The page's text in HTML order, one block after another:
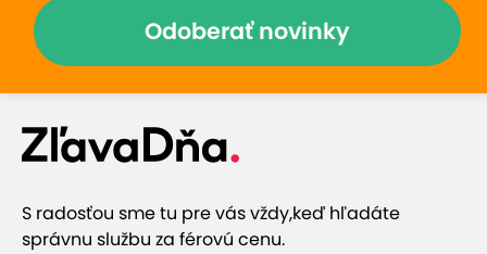
Odoberať novinky
S radosťou sme tu pre vás vždy,keď hľadáte
správnu službu za férovú cenu.